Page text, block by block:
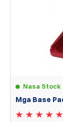
Nasa Stock
Mga Base